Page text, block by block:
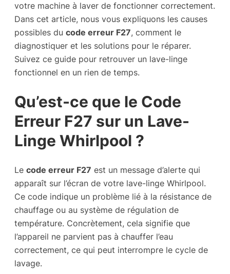
votre machine à laver de fonctionner correctement.
Dans cet article, nous vous expliquons les causes
possibles du code erreur F27, comment le
diagnostiquer et les solutions pour le réparer.
Suivez ce guide pour retrouver un lave-linge
fonctionnel en un rien de temps.
Qu’est-ce que le Code
Erreur F27 sur un Lave-
Linge Whirlpool ?
Le code erreur F27 est un message d’alerte qui
apparaît sur l’écran de votre lave-linge Whirlpool.
Ce code indique un problème lié à la résistance de
chauffage ou au système de régulation de
température. Concrètement, cela signifie que
l’appareil ne parvient pas à chauffer l’eau
correctement, ce qui peut interrompre le cycle de
lavage.